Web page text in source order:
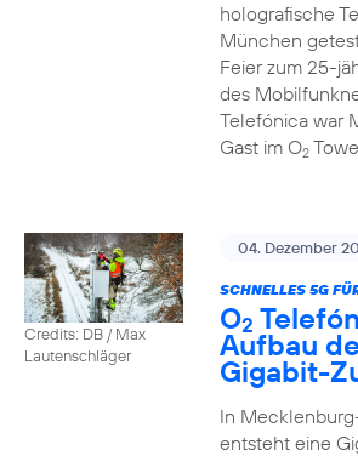
holografische
München
Feier zum 25-
des
Telefónica war
Gast im O2
Credits: DB / Max
Lautenschläger
04. Dezember
SCHNELLES 5G
O2
Aufbau
Gigabit-
In
entsteht eine